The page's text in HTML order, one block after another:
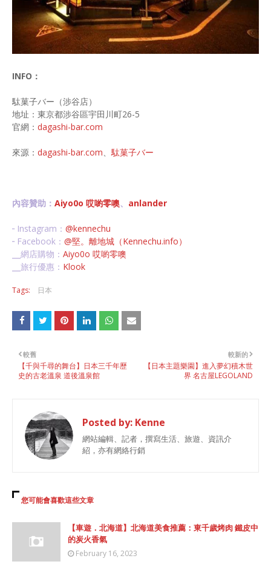
INFO：
駄菓子バー（涉谷店）
地址：東京都涉谷區宇田川町26-5
官網： dagashi-bar.com
來源： dagashi-bar.com、駄菓子バー
內容贊助： Aiyo0o 哎喲零噢、 anlander
╴Instagram： @kennechu
╴Facebook： @堅。離地城（Kennechu.info）
╴網店購物： Aiyo0o 哎喲零噢
╴旅行優惠： Klook
Tags: 日本
較新的
【日本主題樂園】進入夢幻積木世
界 名古屋LEGOLAND
較舊
【千與千尋的舞台】日本三千年歷
史的古老溫泉 道後溫泉館
Posted by: Kenne
網站編輯、記者，撰寫生活、旅遊、資訊介
紹，亦有網絡行銷
您可能會喜歡這些文章
【車遊．北海道】北海道美食推薦：東千歲烤肉 鐵皮中
的炭火香氣
February 16, 2023